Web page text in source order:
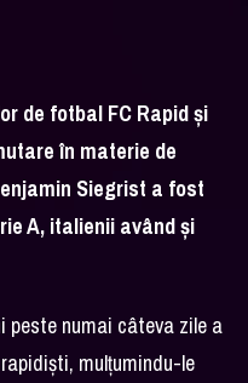
de fotbal FC Rapid și
în materie de
Siegrist a fost
A, italienii având și
peste numai câteva zile a
mulțumindu-le